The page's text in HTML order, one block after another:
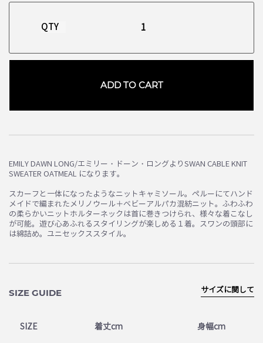
QTY
ADD TO CART
EMILY DAWN LONG/エミリー・ドーン・ロングよりSWAN CABLE KNIT
SWEATER OATMEAL になります。
スカーフと一体になったようなニットキャミソール。ペルーにてハンド
メイドで編まれたメリノウール＋ベビーアルパカ混紡ニット。ふわふわ
の柔らかいニットホルターネックは首に巻きつけられ、様々な着こなし
が可能。遊び心あふれるスタイリングが楽しめる１着。スワンの頭部に
は綿詰め。ユニセックススタイル。
SIZE GUIDE
SIZE 着丈cm 身幅cm
サイズに関して
お買い物を続ける カートへ進む